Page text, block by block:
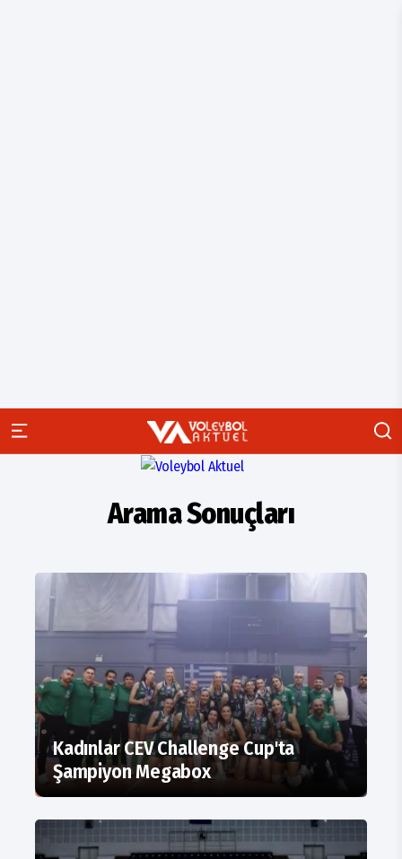
Arama Sonuçları
Kadınlar CEV Challenge Cup'ta
Şampiyon Megabox